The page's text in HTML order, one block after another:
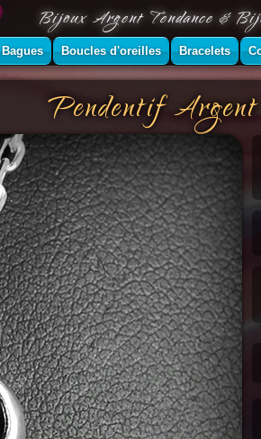
Pendentif
Bijoux Argent Tendance &
Bagues Boucles d'oreilles Bracelets